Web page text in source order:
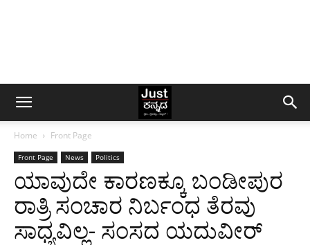
Home Front Page
Front Page News Politics
ಯಾವುದೇ ಕಾರಣಕ್ಕೂ ಬಂಡೀಪುರ
ರಾತ್ರಿ ಸಂಚಾರ ನಿರ್ಬಂಧ ತೆರವು
ಸಾಧ್ಯವಿಲ್ಲ- ಸಂಸದ ಯದುವೀರ್